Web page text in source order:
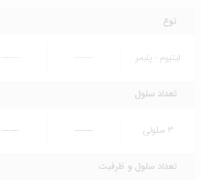
نوع
لیتیوم - پلیمر -------
-------
تعداد سلول
۳ سلولی -------
-------
تعداد سلول و ظرفیت